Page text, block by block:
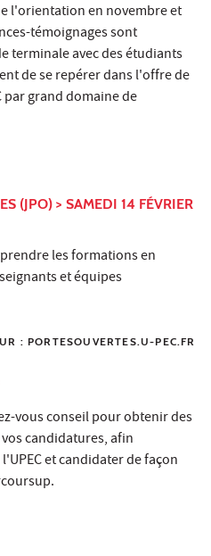
l'orientation en novembre et
témoignages sont
terminale avec des étudiants
de se repérer dans l'offre de
grand domaine de
(JPO) > SAMEDI 14 FÉVRIER
les formations en
et équipes
: PORTESOUVERTES.U-PEC.FR
vous conseil pour obtenir des
candidatures, afin
et candidater de façon